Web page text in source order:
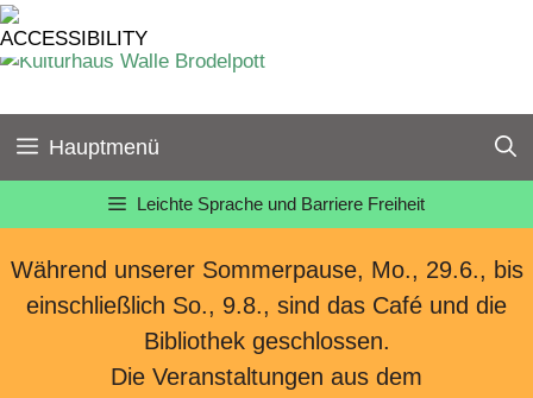
Zum
Inhalt
Hauptmenü
Leichte Sprache und Barriere Freiheit
Während unserer Sommerpause, Mo., 29.6., bis
einschließlich So., 9.8., sind das Café und die
Bibliothek geschlossen.
Die Veranstaltungen aus dem